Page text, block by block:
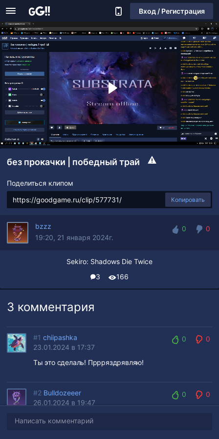
Вход / Регистрация
без прокачки | победный трай
Поделиться клипом
Копировать
bzzz
19:20, 21 января 2024г.
0
0
Sekiro: Shadows Die Twice
3
166
3 комментария
#1 chiipashka
23.01.2024 в 17:37
0
0
Ты это сделаль! Пррряздрявляю!
#2 Bulldozeeer
26.01.2024 в 19:47
0
0
Да как так? Выполнил невыполнимую миссию! Убил
Написать комментарий